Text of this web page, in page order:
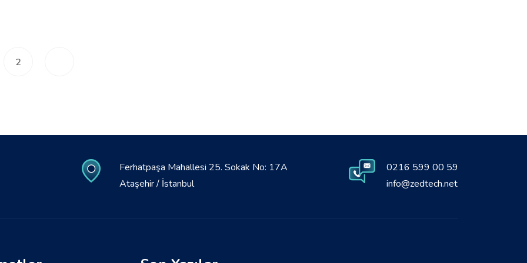
2
Ferhatpaşa Mahallesi 25. Sokak No: 17A
Ataşehir / İstanbul
0216 599 00 59
info@zedtech.net